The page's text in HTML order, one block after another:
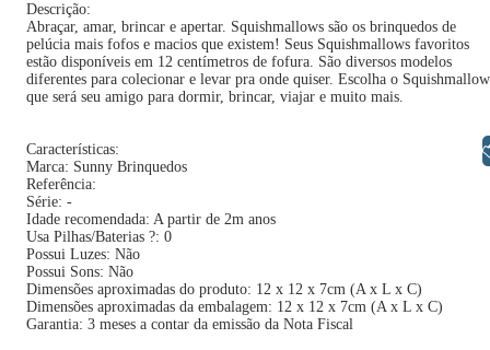
Descrição:
Abraçar, amar, brincar e apertar. Squishmallows são os brinquedos de
pelúcia mais fofos e macios que existem! Seus Squishmallows favoritos
estão disponíveis em 12 centímetros de fofura. São diversos modelos
diferentes para colecionar e levar pra onde quiser. Escolha o
que será seu amigo para dormir, brincar, viajar e muito mais.
Características:
Marca: Sunny Brinquedos
Referência:
Série: -
Idade recomendada: A partir de 2m anos
Usa Pilhas/Baterias ?: 0
Possui Luzes: Não
Possui Sons: Não
Dimensões aproximadas do produto: 12 x 12 x 7cm (A x L x C)
Dimensões aproximadas da embalagem: 12 x 12 x 7cm (A x L x C)
Garantia: 3 meses a contar da emissão da Nota Fiscal